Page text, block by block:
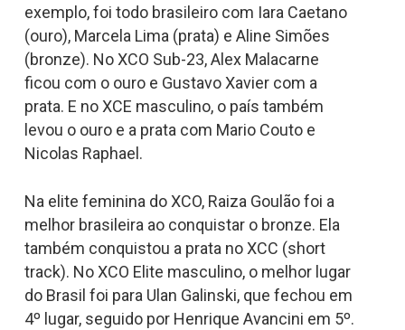
exemplo, foi todo brasileiro com Iara Caetano
(ouro), Marcela Lima (prata) e Aline Simões
(bronze). No XCO Sub-23, Alex Malacarne
ficou com o ouro e Gustavo Xavier com a
prata. E no XCE masculino, o país também
levou o ouro e a prata com Mario Couto e
Nicolas Raphael.
Na elite feminina do XCO, Raiza Goulão foi a
melhor brasileira ao conquistar o bronze. Ela
também conquistou a prata no XCC (short
track). No XCO Elite masculino, o melhor lugar
do Brasil foi para Ulan Galinski, que fechou em
4º lugar, seguido por Henrique Avancini em 5º.